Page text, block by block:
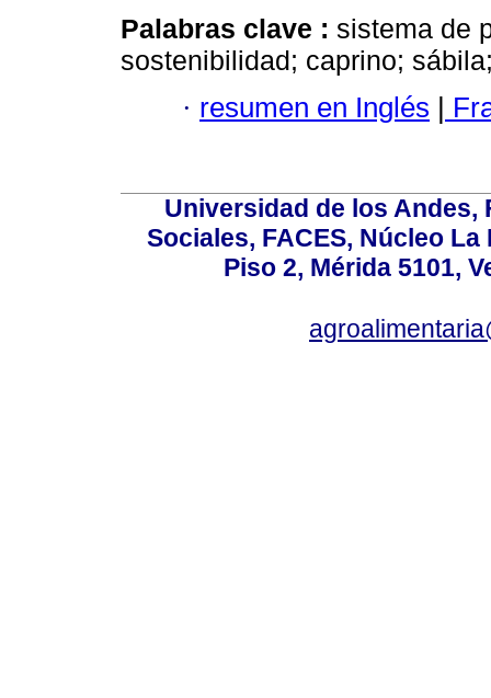
Palabras clave : sistema de
sostenibilidad; caprino;
· resumen en Inglés |
Universidad de los Andes,
Sociales, FACES, Núcleo
Piso 2, Mérida 5101,